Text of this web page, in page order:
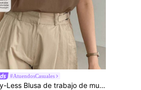
#AtuendosCasuales
Dazy-Less Blusa de trabajo de mujer de estilo casual con detalles de costura sólidos